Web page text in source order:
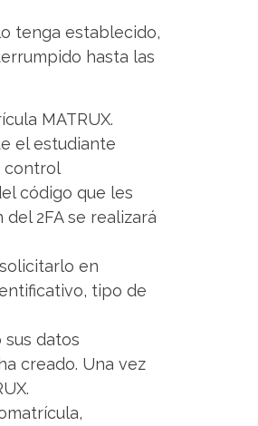
tenga establecido,
hasta las
MATRUX.
el estudiante
control
código que les
2FA se realizará
en
tipo de
sus datos
creado. Una vez